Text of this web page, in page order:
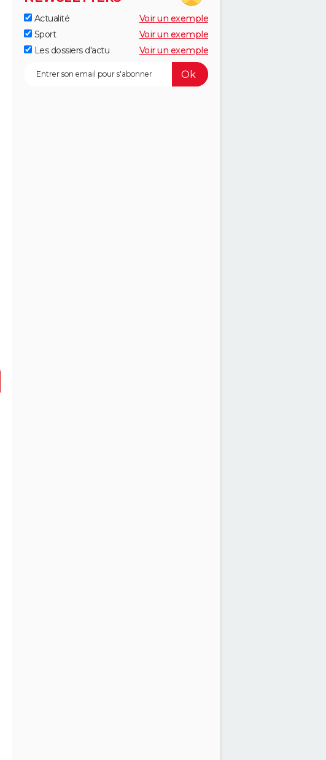
Actualité
Voir un exemple
Sport
Voir un exemple
Les dossiers d'actu
Voir un exemple